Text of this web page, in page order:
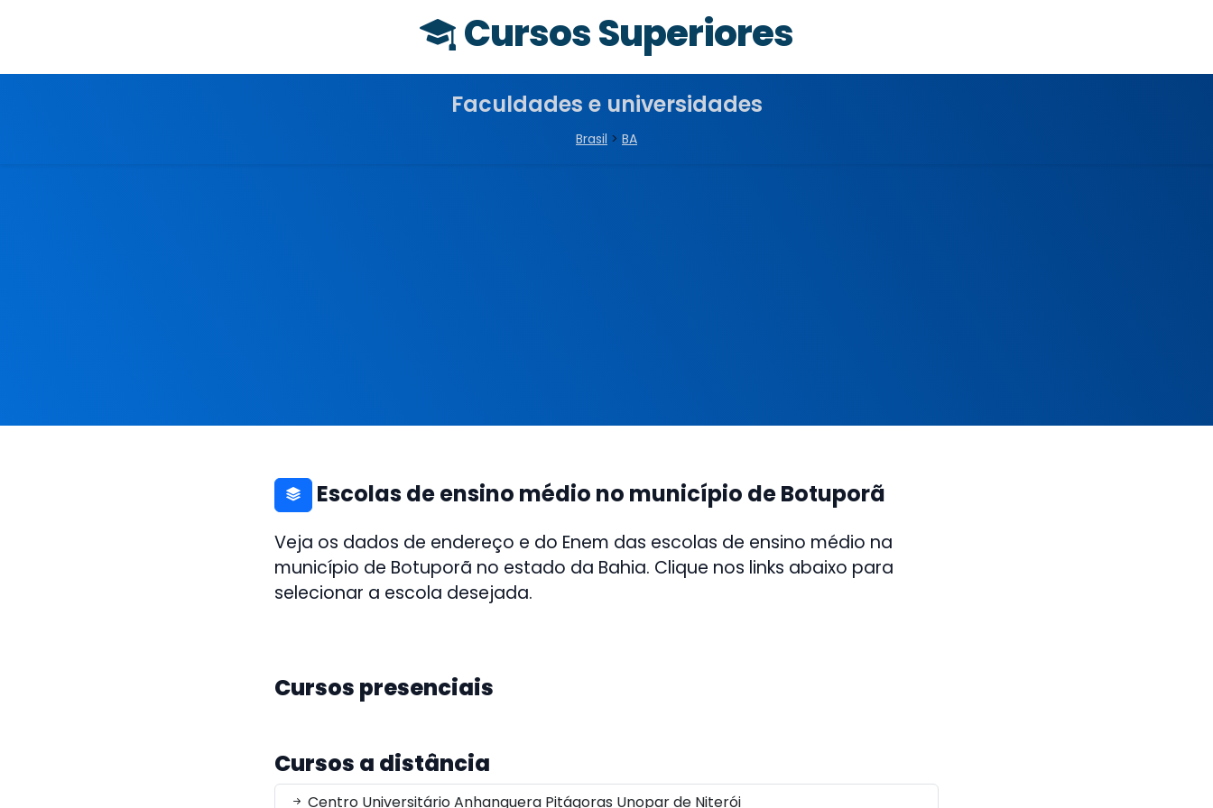
Cursos Superiores
Faculdades e universidades
Brasil > BA
Escolas de ensino médio no município de Botuporã
Veja os dados de endereço e do Enem das escolas de ensino médio na
município de Botuporã no estado da Bahia. Clique nos links abaixo para
selecionar a escola desejada.
Cursos presenciais
Cursos a distância
Centro Universitário Anhanguera Pitágoras Unopar de Niterói